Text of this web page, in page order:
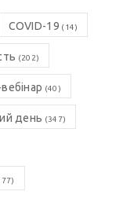
COVID-19 (14)
(202)
(40)
день (347)